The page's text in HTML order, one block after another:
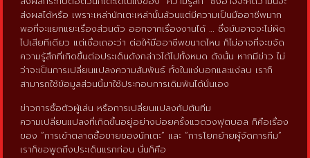
ส่งผลได้หรือ เพราะเหล่านักเตะเหล่านั้นล้วนแต่มีความเป็นมืออาชีพมาก
พอที่จะแยกแยะเรื่องส่วนตัว ออกจากเรื่องงานได้ … ซึ่งมันอาจจะไม่ผิด
ไปเสียทีเดียว แต่เชื่อเถอะว่า ต่อให้มืออาชีพขนาดไหน ก็ไม่อาจที่จะขจัด
ความรู้สึกที่เกิดขึ้นต่อประเด็นดังกล่าวได้ไปทั้งหมด ดังนั้น หากมีข่าว ไม่
ว่าจะเป็นการเปลี่ยนแปลงความสัมพันธ์ ทั้งในแง่บอกและแง่ลบ เราก็
สามารถใช้ข้อมูลส่วนนี้มาใช้ประกอบการเดิมพันได้นั่นเอง
ข่าวการซื้อตัวผู้เล่น หรือการเปลี่ยนแปลงกัปตันทีม
ความเปลี่ยนแปลงที่เกิดขึ้นอยู่อย่างบ่อยครั้งแวดวงฟุตบอล ก็คือเรื่อง
ของ “การเข้าตลาดซื้อขายของนักเตะ” และ “การโยกย้ายผู้จัดการทีม”
เราก็ขอพูดถึงประเด็นแรกก่อน นั่นก็คือ